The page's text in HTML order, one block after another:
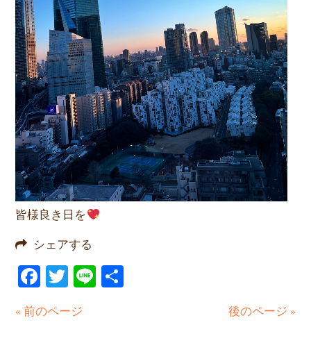
皆様良き日を
シェアする
Facebook
Twitter
Line
« 前のページ 後のページ »